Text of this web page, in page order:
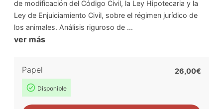
de modificación del Código Civil, la Ley Hipotecaria y la
Ley de Enjuiciamiento Civil, sobre el régimen jurídico de
los animales. Análisis riguroso de ...
ver más
Papel
Disponible
26,00€